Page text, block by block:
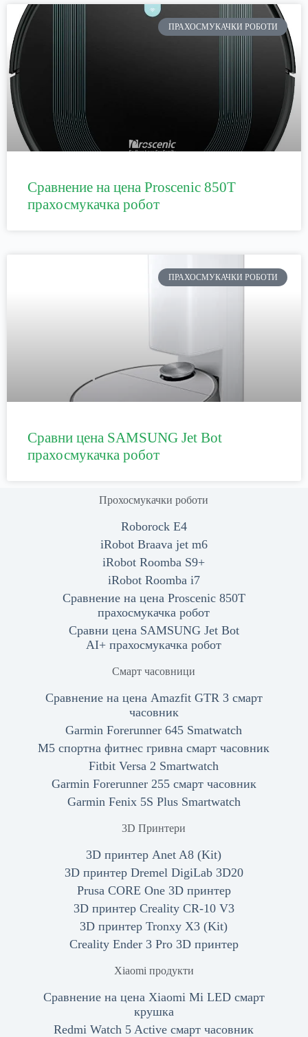
ПРАХОСМУКАЧКИ РОБОТИ
Сравнение на цена Proscenic 850T
прахосмукачка робот
ПРАХОСМУКАЧКИ РОБОТИ
Сравни цена SAMSUNG Jet Bot
прахосмукачка робот
Прохосмукачки роботи
Roborock E4
iRobot Braava jet m6
iRobot Roomba S9+
iRobot Roomba i7
Сравнение на цена Proscenic 850T
прахосмукачка робот
Сравни цена SAMSUNG Jet Bot
AI+ прахосмукачка робот
Смарт часовници
Сравнение на цена Amazfit GTR 3 смарт
часовник
Garmin Forerunner 645 Smatwatch
M5 спортна фитнес гривна смарт часовник
Fitbit Versa 2 Smartwatch
Garmin Forerunner 255 смарт часовник
Garmin Fenix 5S Plus Smartwatch
3D Принтери
3D принтер Anet A8 (Kit)
3D принтер Dremel DigiLab 3D20
Prusa CORE One 3D принтер
3D принтер Creality CR-10 V3
3D принтер Tronxy X3 (Kit)
Creality Ender 3 Pro 3D принтер
Xiaomi продукти
Сравнение на цена Xiaomi Mi LED смарт
крушка
Redmi Watch 5 Active смарт часовник